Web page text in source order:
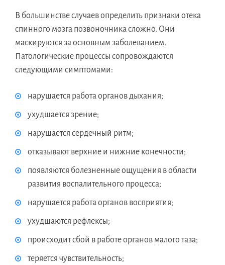
В большинстве случаев определить признаки отека
спинного мозга позвоночника сложно. Они
маскируются за основным заболеванием.
Патологические процессы сопровождаются
следующими симптомами:
нарушается работа органов дыхания;
ухудшается зрение;
нарушается сердечный ритм;
отказывают верхние и нижние конечности;
появляются болезненные ощущения в области
развития воспалительного процесса;
нарушается работа органов восприятия;
ухудшаются рефлексы;
происходит сбой в работе органов малого таза;
теряется чувствительность;